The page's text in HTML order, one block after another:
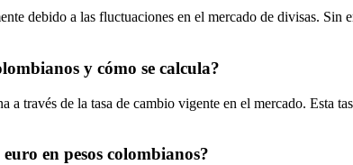
debido a las fluctuaciones en el mercado de divisas. Sin
y cómo se calcula?
a través de la tasa de cambio vigente en el mercado. Esta
en pesos colombianos?